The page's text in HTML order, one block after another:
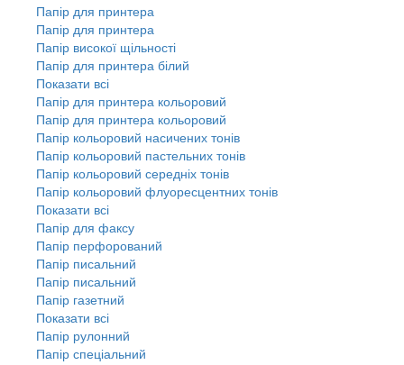
Папір для принтера
Папір для принтера
Папір високої щільності
Папір для принтера білий
Показати всі
Папір для принтера кольоровий
Папір для принтера кольоровий
Папір кольоровий насичених тонів
Папір кольоровий пастельних тонів
Папір кольоровий середніх тонів
Папір кольоровий флуоресцентних тонів
Показати всі
Папір для факсу
Папір перфорований
Папір писальний
Папір писальний
Папір газетний
Показати всі
Папір рулонний
Папір спеціальний